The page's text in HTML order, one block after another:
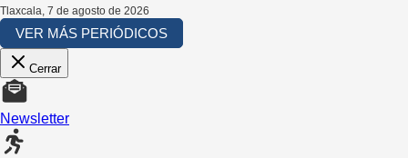
Tlaxcala 7 de agosto de 2026
VER MÁS PERIÓDICOS
Cerrar
Newsletter